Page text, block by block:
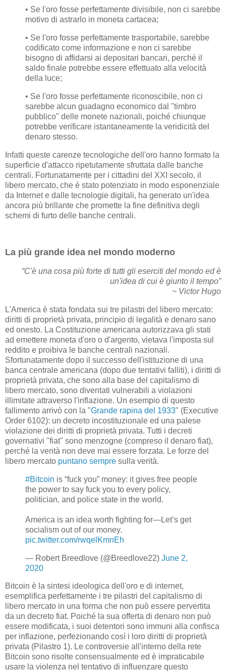
• Se l'oro fosse perfettamente divisibile, non ci sarebbe
motivo di astrarlo in moneta cartacea;
• Se l'oro fosse perfettamente trasportabile, sarebbe
codificato come informazione e non ci sarebbe
bisogno di affidarsi ai depositari bancari, perché il
saldo finale potrebbe essere effettuato alla velocità
della luce;
• Se l'oro fosse perfettamente riconoscibile, non ci
sarebbe alcun guadagno economico dal "timbro
pubblico" delle monete nazionali, poiché chiunque
potrebbe verificare istantaneamente la veridicità del
denaro stesso.
Infatti queste carenze tecnologiche dell'oro hanno formato la
superficie d'attacco ripetutamente sfruttata dalle banche
centrali. Fortunatamente per i cittadini del XXI secolo, il
libero mercato, che è stato potenziato in modo esponenziale
da Internet e dalle tecnologie digitali, ha generato un'idea
ancora più brillante che promette la fine definitiva degli
schemi di furto delle banche centrali.
La più grande idea nel mondo moderno
“C'è una cosa più forte di tutti gli eserciti del mondo ed è
un'idea di cui è giunto il tempo”
~ Victor Hugo
L'America è stata fondata sui tre pilastri del libero mercato:
diritti di proprietà privata, principio di legalità e denaro sano
ed onesto. La Costituzione americana autorizzava gli stati
ad emettere moneta d'oro o d'argento, vietava l'imposta sul
reddito e proibiva le banche centrali nazionali.
Sfortunatamente dopo il successo dell'istituzione di una
banca centrale americana (dopo due tentativi falliti), i diritti di
proprietà privata, che sono alla base del capitalismo di
libero mercato, sono diventati vulnerabili a violazioni
illimitate attraverso l'inflazione. Un esempio di questo
fallimento arrivò con la "Grande rapina del 1933" (Executive
Order 6102): un decreto incostituzionale ed una palese
violazione dei diritti di proprietà privata. Tutti i decreti
governativi "fiat" sono menzogne (compreso il denaro fiat),
perché la verità non deve mai essere forzata. Le forze del
libero mercato puntano sempre sulla verità.
#Bitcoin is “fuck you” money: it gives free people
the power to say fuck you to every policy,
politician, and police state in the world.
America is an idea worth fighting for—Let’s get
socialism out of our money.
pic.twitter.com/rwqelKmnEh
— Robert Breedlove (@Breedlove22) June 2,
2020
Bitcoin è la sintesi ideologica dell'oro e di internet,
esemplifica perfettamente i tre pilastri del capitalismo di
libero mercato in una forma che non può essere pervertita
da un decreto fiat. Poiché la sua offerta di denaro non può
essere modificata, i suoi detentori sono immuni alla confisca
per inflazione, perfezionando così i loro diritti di proprietà
privata (Pilastro 1). Le controversie all'interno della rete
Bitcoin sono risolte consensualmente ed è impraticabile
usare la violenza nel tentativo di influenzare questo